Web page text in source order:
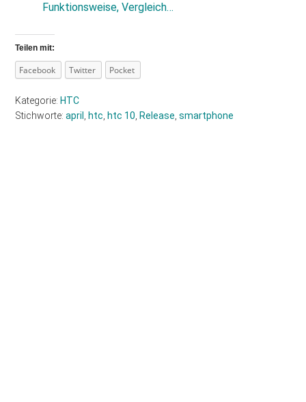
Funktionsweise, Vergleich…
Teilen mit:
Facebook Twitter Pocket
Kategorie: HTC
Stichworte:april htc htc 10 Release ,smartphone